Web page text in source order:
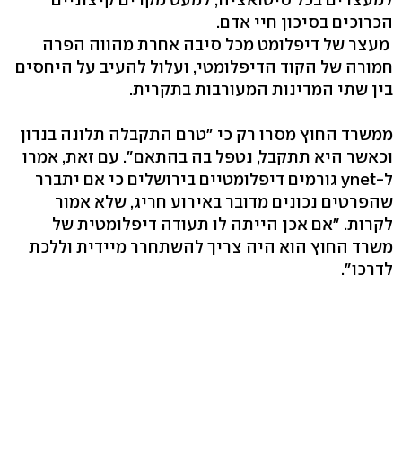
הכרוכים בסיכון חיי אדם.
מעצר של דיפלומט מכל סיבה אחרת מהווה הפרה
חמורה של הקוד הדיפלומטי, ועלול להעיב על היחסים
בין שתי המדינות המעורבות בתקרית.
ממשרד החוץ מסרו רק כי "טרם התקבלה תלונה בנדון
וכאשר היא תתקבל, נטפל בה בהתאם". עם זאת, אמרו
ל-ynet גורמים דיפלומטיים בירושלים כי אם יתברר
שהפרטים נכונים מדובר באירוע חריג, שלא אמור
לקרות. "אם אכן הייתה לו תעודה דיפלומטית של
משרד החוץ הוא היה צריך להשתחרר מיידית וללכת
לדרכו".